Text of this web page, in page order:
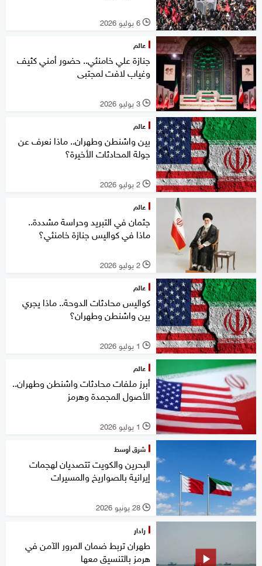
l 6 يوليو 2026
عالم
جنازة علي خامنئي.. حضور أمني كثيف
وغياب لافت لمجتبى
l 3 يوليو 2026
عالم
بين واشنطن وطهران.. ماذا نعرف عن
جولة المحادثات الأخيرة؟
l 2 يوليو 2026
عالم
جثمان في التبريد وحراسة مشددة..
ماذا في كواليس جنازة خامنئي؟
l 2 يوليو 2026
عالم
كواليس محادثات الدوحة.. ماذا يجري
بين واشنطن وطهران؟
l 1 يوليو 2026
عالم
أبرز ملفات محادثات واشنطن وطهران..
الأصول المجمدة وهرمز
l 1 يوليو 2026
شرق أوسط
البحرين والكويت تتصديان لهجمات
إيرانية بالصواريخ والمسيرات
l 28 يونيو 2026
رادار
طهران تربط ضمان المرور الآمن في
هرمز بالتنسيق معها